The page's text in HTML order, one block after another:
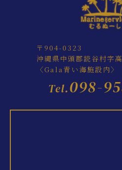
〒904-0323
沖縄県中頭郡読谷村字
〈Gala青い海施設内〉
Tel.098-